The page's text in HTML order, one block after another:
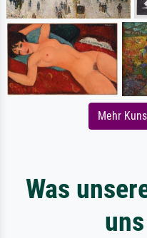
Mehr
Was